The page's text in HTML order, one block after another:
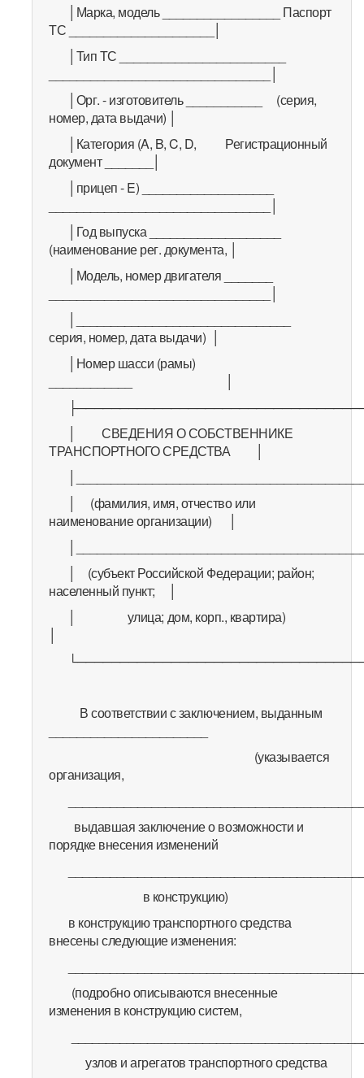
│Марка, модель _________________ Паспорт
ТС _____________________│
│Тип ТС ________________________
│Орг. - изготовитель ___________ (серия,
номер, дата выдачи) │
│Категория (A, B, C, D, Регистрационный
документ _______│
│прицеп - E) ___________________
│Год выпуска ___________________
(наименование рег. документа, │
│Модель, номер двигателя _______
серия, номер, дата выдачи) │
│Номер шасси (рамы)
│ СВЕДЕНИЯ О СОБСТВЕННИКЕ
ТРАНСПОРТНОГО СРЕДСТВА │
│ (фамилия, имя, отчество или
наименование организации) │
│ (субъект Российской Федерации; район;
населенный пункт; │
│ улица; дом, корп., квартира)
В соответствии с заключением, выданным
(указывается
организация,
выдавшая заключение о возможности и
порядке внесения изменений
в конструкцию)
в конструкцию транспортного средства
внесены следующие изменения:
(подробно описываются внесенные
изменения в конструкцию систем,
узлов и агрегатов транспортного средства